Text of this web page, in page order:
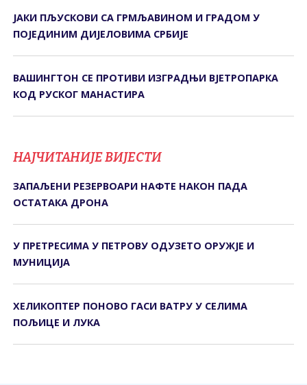
ЈАКИ ПЉУСКОВИ СА ГРМЉАВИНОМ И ГРАДОМ У
ПОЈЕДИНИМ ДИЈЕЛОВИМА СРБИЈЕ
ВАШИНГТОН СЕ ПРОТИВИ ИЗГРАДЊИ ВЈЕТРОПАРКА
КОД РУСКОГ МАНАСТИРА
НАЈЧИТАНИЈЕ ВИЈЕСТИ
ЗАПАЉЕНИ РЕЗЕРВОАРИ НАФТЕ НАКОН ПАДА
ОСТАТАКА ДРОНА
У ПРЕТРЕСИМА У ПЕТРОВУ ОДУЗЕТО ОРУЖЈЕ И
МУНИЦИЈА
ХЕЛИКОПТЕР ПОНОВО ГАСИ ВАТРУ У СЕЛИМА
ПОЉИЦЕ И ЛУКА